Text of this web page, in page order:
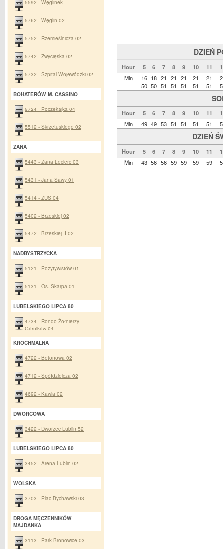
DZIEŃ
Hour 5 6 7 8 9 10 11
Min
16
50
18
50
21
51
21
51
21
51
21
51
21
51
Hour 5 6 7 8 9 10 11
Min
49 49 53 51 51 51 51
DZIEŃ
Hour 5 6 7 8 9 10 11
Min
43 56 56 59 59 59 59
5592 - Węglinek
5762 - Węglin 02
5752 - Rzemieślnicza 02
5742 - Zwycięska 02
5732 - Szpital Wojewódzki 02
BOHATERÓW M. CASSINO
5724 - Poczekajka 04
5512 - Skrzetuskiego 02
ZANA
5443 - Zana Leclerc 03
5431 - Jana Sawy 01
5414 - ZUS 04
5402 - Brzeskiej 02
5472 - Brzeskiej II 02
NADBYSTRZYCKA
5121 - Pozytywistów 01
5131 - Os. Skarpa 01
LUBELSKIEGO LIPCA 80
4734 - Rondo Żołnierzy -
Górników 04
KROCHMALNA
4722 - Betonowa 02
4712 - Spółdzielcza 02
4692 - Kawia 02
DWORCOWA
3422 - Dworzec Lublin 52
LUBELSKIEGO LIPCA 80
3452 - Arena Lublin 02
WOLSKA
3703 - Plac Bychawski 03
DROGA MĘCZENNIKÓW
MAJDANKA
3113 - Park Bronowice 03